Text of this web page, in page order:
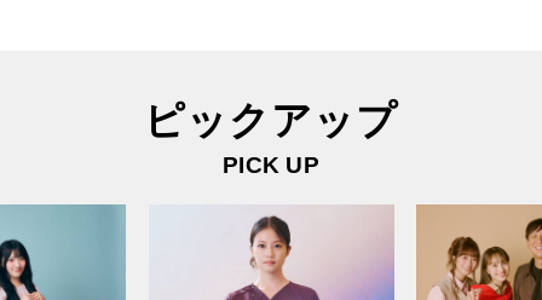
ピックアップ
PICK UP